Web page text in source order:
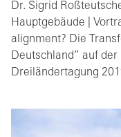
Dr. Sigrid
Hauptgebäude |
alignment? Die
Deutschland” auf
Dreiländertagung